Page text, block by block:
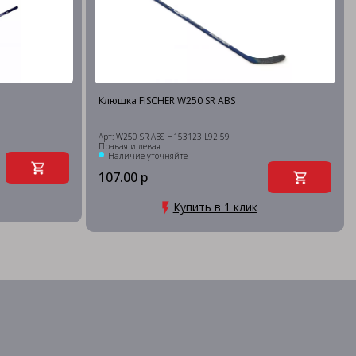
Клюшка FISCHER W250 SR ABS
Арт: W250 SR ABS H153123 L92 59
Правая и левая
Наличие уточняйте
107.00 р
Купить в 1 клик